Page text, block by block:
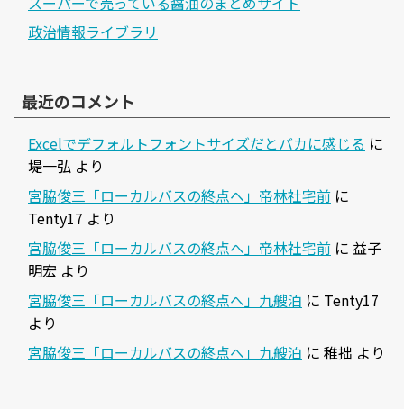
政治情報ライブラリ
最近のコメント
Excelでデフォルトフォントサイズだとバカに感じる に
堤一弘 より
宮脇俊三「ローカルバスの終点へ」帝林社宅前 に
Tenty17 より
宮脇俊三「ローカルバスの終点へ」帝林社宅前 に 益子
明宏 より
宮脇俊三「ローカルバスの終点へ」九艘泊 に Tenty17
より
宮脇俊三「ローカルバスの終点へ」九艘泊 に 稚拙 より